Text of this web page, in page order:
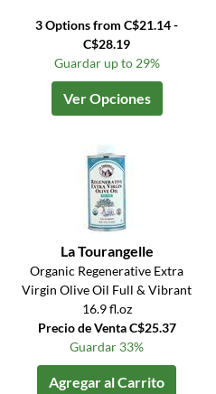
3 Options from C$21.14 -
C$28.19
Guardar up to 29%
Ver Opciones
La Tourangelle
Organic Regenerative Extra
Virgin Olive Oil Full & Vibrant
16.9 fl.oz
Precio de Venta C$25.37
Guardar 33%
Agregar al Carrito